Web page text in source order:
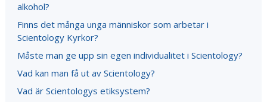
alkohol?
Finns det många unga människor som arbetar i
Scientology Kyrkor?
Måste man ge upp sin egen individualitet i Scientology?
Vad kan man få ut av Scientology?
Vad är Scientologys etiksystem?